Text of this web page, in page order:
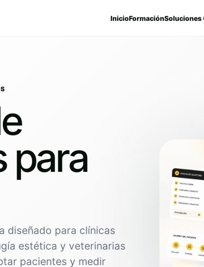
InicioFormaciónSoluciones
para
diseñado para clínicas
estética y veterinarias
pacientes y medir